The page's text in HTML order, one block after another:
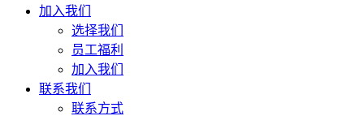
加入我们
选择我们
员工福利
加入我们
联系我们
联系方式